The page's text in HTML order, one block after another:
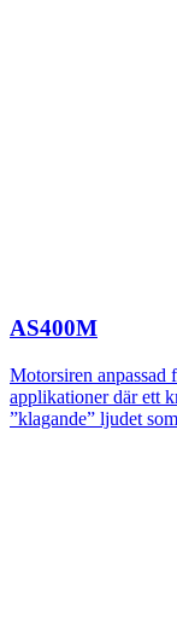
AS400M
Motorsiren anpassad
applikationer där ett
”klagande” ljudet